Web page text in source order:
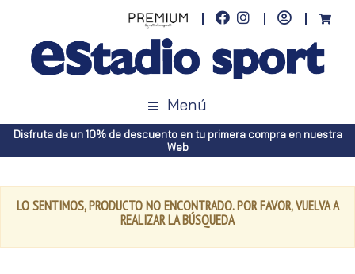
Menú
Disfruta de un 10% de descuento en tu primera compra en nuestra
Web
LO SENTIMOS, PRODUCTO NO ENCONTRADO. POR FAVOR, VUELVA A
REALIZAR LA BÚSQUEDA